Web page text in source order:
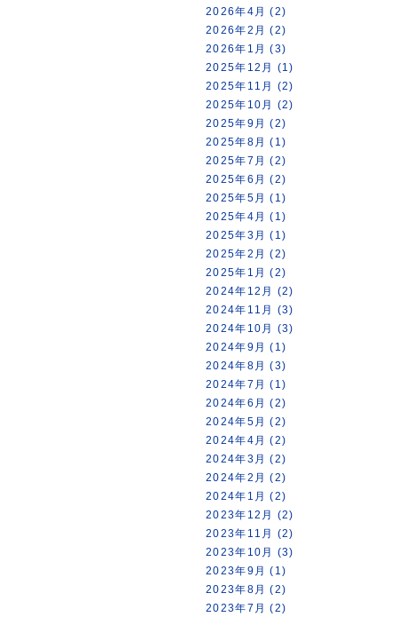
2026年4月 (2)
2026年2月 (2)
2026年1月 (3)
2025年12月 (1)
2025年11月 (2)
2025年10月 (2)
2025年9月 (2)
2025年8月 (1)
2025年7月 (2)
2025年6月 (2)
2025年5月 (1)
2025年4月 (1)
2025年3月 (1)
2025年2月 (2)
2025年1月 (2)
2024年12月 (2)
2024年11月 (3)
2024年10月 (3)
2024年9月 (1)
2024年8月 (3)
2024年7月 (1)
2024年6月 (2)
2024年5月 (2)
2024年4月 (2)
2024年3月 (2)
2024年2月 (2)
2024年1月 (2)
2023年12月 (2)
2023年11月 (2)
2023年10月 (3)
2023年9月 (1)
2023年8月 (2)
2023年7月 (2)